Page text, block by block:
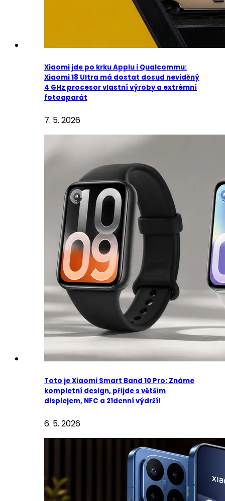
Xiaomi jde po krku Applu i Qualcommu:
Xiaomi 18 Ultra má dostat dosud neviděný
4 GHz procesor vlastní výroby a extrémní
fotoaparát
7. 5. 2026
Toto je Xiaomi Smart Band 10 Pro: Známe
kompletní design, přijde s větším
displejem, NFC a 21denní výdrží!
6. 5. 2026